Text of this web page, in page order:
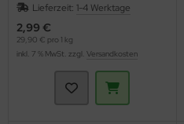
Lieferzeit: 1-4 Werktage
2,99 €
29,90 € pro 1 kg
inkl. 7 % MwSt. zzgl. Versandkosten